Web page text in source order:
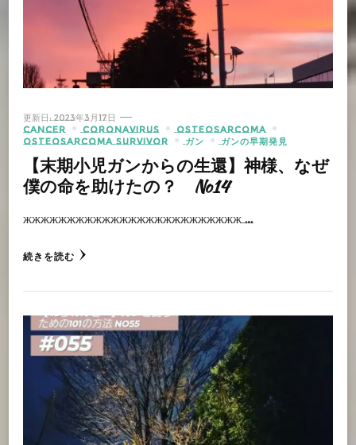
更新日:2023年3月17日
CANCER
CORONAVIRUS
OSTEOSARCOMA
OSTEOSARCOMA SURVIVOR
ガン ガンの早期発見
【末期小児ガンからの生還】神様、なぜ
僕の命を助けたの？ No14
жжжжжжжжжжжжжжжжжжжжжжжжж …
続きを読む